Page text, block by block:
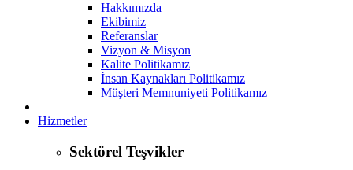
Hakkımızda
Ekibimiz
Referanslar
Vizyon & Misyon
Kalite Politikamız
İnsan Kaynakları Politikamız
Müşteri Memnuniyeti Politikamız
Hizmetler
Sektörel Teşvikler